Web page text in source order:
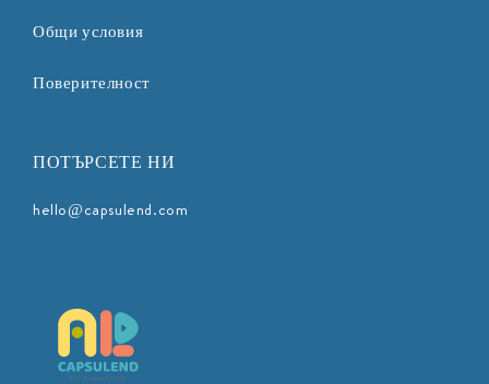
Общи условия
Поверителност
ПОТЪРСЕТЕ НИ
hello@capsulend.com